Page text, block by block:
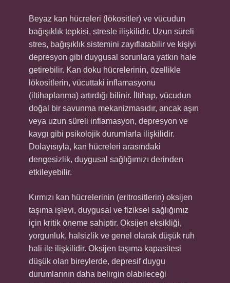
Beyaz kan hücreleri (lökositler) ve vücudun
bağışıklık tepkisi, stresle ilişkilidir. Uzun süreli
stres, bağışıklık sistemini zayıflatabilir ve kişiyi
depresyon gibi duygusal sorunlara yatkın hale
getirebilir. Kan doku hücrelerinin, özellikle
lökositlerin, vücuttaki inflamasyonu
(iltihaplanma) artırdığı bilinir. İltihap, vücudun
doğal bir savunma mekanizmasıdır, ancak aşırı
veya uzun süreli inflamasyon, depresyon ve
kaygı gibi psikolojik durumlarla ilişkilidir.
Dolayısıyla, kan hücreleri arasındaki
dengesizlik, duygusal sağlığımızı derinden
etkileyebilir.
Kırmızı kan hücrelerinin (eritrositlerin) oksijen
taşıma işlevi, duygusal ve fiziksel sağlığımız
için kritik öneme sahiptir. Oksijen eksikliği,
yorgunluk, halsizlik ve genel olarak düşük ruh
hali ile ilişkilidir. Oksijen taşıma kapasitesi
düşük olan bireylerde, depresif duygu
durumlarının daha belirgin olabileceği